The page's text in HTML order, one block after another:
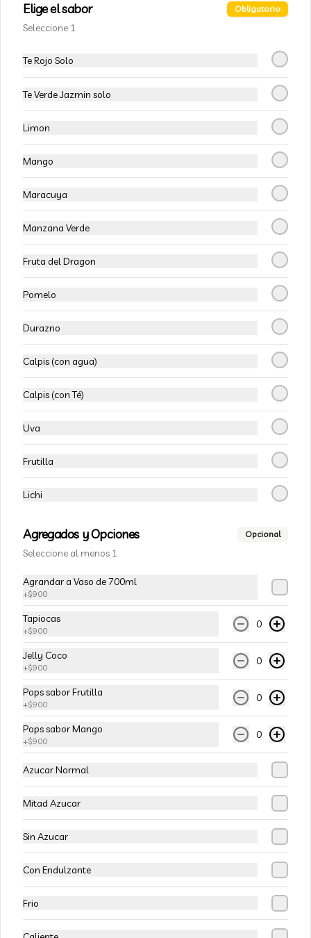
Agua Cachantun 600ml
600ml
Bebida Fanta 330ml
$2.300
Coca Cola Original en Lata
$1.800
$1.800
Productos asiáticos y/o veganos
Tofu Fresco Artesanal 900g
Trozo de tofu (Queso de Soya) aprox
900g
$4.950
Conócenos
Zona de despacho
Elige el sabor Obligatorio
Seleccione 1
Te Rojo Solo
Te Verde Jazmin solo
Limon
Mango
Maracuya
Manzana Verde
Fruta del Dragon
Pomelo
Durazno
Calpis (con agua)
Calpis (con Té)
Uva
Frutilla
Lichi
Agregados y Opciones Opcional
Seleccione al menos 1
Agrandar a Vaso de 700ml
+$900
Tapiocas
+$900
0
Jelly Coco
+$900
0
Pops sabor Frutilla
+$900
0
Pops sabor Mango
+$900
0
Azucar Normal
Mitad Azucar
Sin Azucar
Con Endulzante
Frio